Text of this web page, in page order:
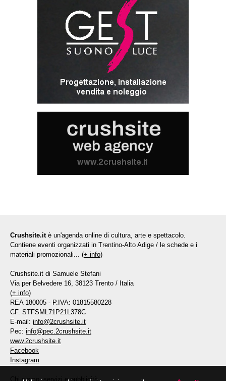
Crushsite.it è un'agenda online di cultura, arte e spettacolo.
Contiene eventi organizzati in Trentino-Alto Adige / le schede e i
materiali promozionali... (+ info)
Crushsite.it di Samuele Stefani
Via per Belvedere 16, 38123 Trento / Italia
(+ info)
REA 180005 - P.IVA: 01815580228
CF. STFSML71P21L378C
E-mail: info@2crushsite.it
Pec: info@pec.2crushsite.it
www.2crushsite.it
Facebook
Instagram
Chi siamo, servizi e pubblicità